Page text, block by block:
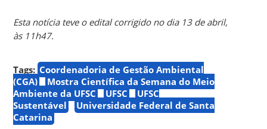
Esta notícia teve o edital corrigido no dia 13 de abril,
às 11h47.
Tags: Coordenadoria de Gestão Ambiental
(CGA)
Mostra Científica da Semana do Meio
Ambiente da UFSC
UFSC
UFSC
Sustentável
Universidade Federal de Santa
Catarina